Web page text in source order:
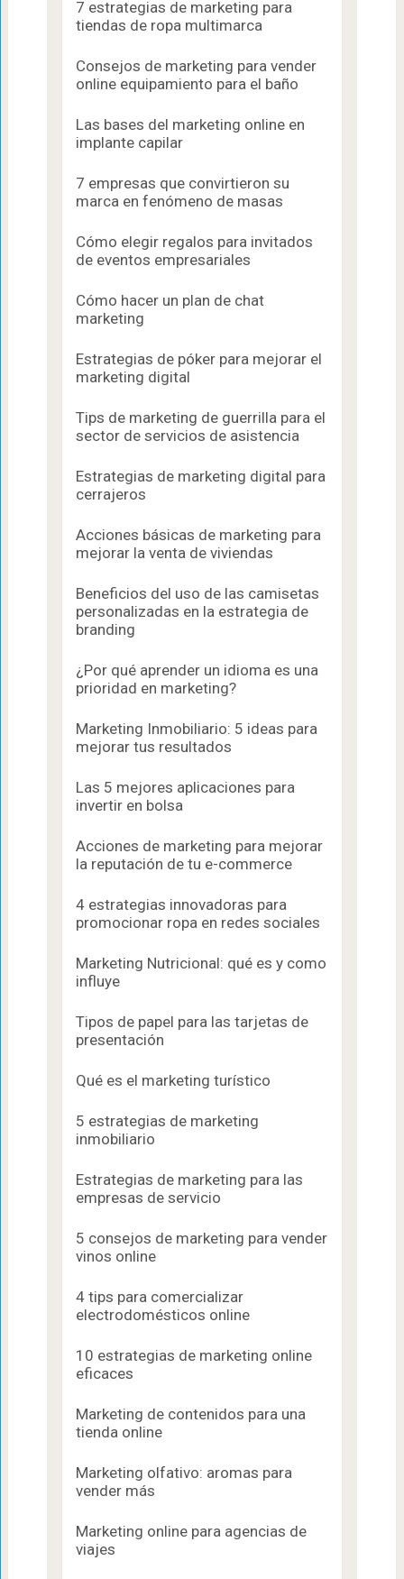
7 estrategias de marketing para
tiendas de ropa multimarca
Consejos de marketing para vender
online equipamiento para el baño
Las bases del marketing online en
implante capilar
7 empresas que convirtieron su
marca en fenómeno de masas
Cómo elegir regalos para invitados
de eventos empresariales
Cómo hacer un plan de chat
marketing
Estrategias de póker para mejorar el
marketing digital
Tips de marketing de guerrilla para el
sector de servicios de asistencia
Estrategias de marketing digital para
cerrajeros
Acciones básicas de marketing para
mejorar la venta de viviendas
Beneficios del uso de las camisetas
personalizadas en la estrategia de
branding
¿Por qué aprender un idioma es una
prioridad en marketing?
Marketing Inmobiliario: 5 ideas para
mejorar tus resultados
Las 5 mejores aplicaciones para
invertir en bolsa
Acciones de marketing para mejorar
la reputación de tu e-commerce
4 estrategias innovadoras para
promocionar ropa en redes sociales
Marketing Nutricional: qué es y como
influye
Tipos de papel para las tarjetas de
presentación
Qué es el marketing turístico
5 estrategias de marketing
inmobiliario
Estrategias de marketing para las
empresas de servicio
5 consejos de marketing para vender
vinos online
4 tips para comercializar
electrodomésticos online
10 estrategias de marketing online
eficaces
Marketing de contenidos para una
tienda online
Marketing olfativo: aromas para
vender más
Marketing online para agencias de
viajes